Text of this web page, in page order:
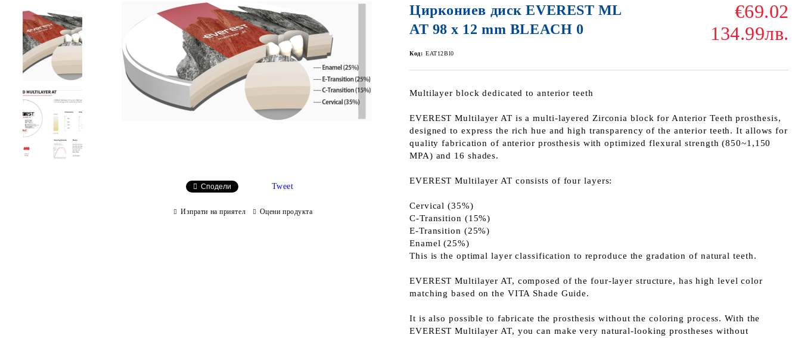
Циркониев диск EVEREST ML
AT 98 x 12 mm BLEACH 0
€69.02
134.99лв.
Код: EAT12Bl0
Multilayer block dedicated to anterior teeth
EVEREST Multilayer AT is a multi-layered Zirconia block for Anterior Teeth prosthesis,
designed to express the rich hue and high transparency of the anterior teeth. It allows for
quality fabrication of anterior prosthesis with optimized flexural strength (850~1,150
MPA) and 16 shades.
EVEREST Multilayer AT consists of four layers:
Cervical (35%)
C-Transition (15%)
E-Transition (25%)
Enamel (25%)
This is the optimal layer classification to reproduce the gradation of natural teeth.
EVEREST Multilayer AT, composed of the four-layer structure, has high level color
matching based on the VITA Shade Guide.
It is also possible to fabricate the prosthesis without the coloring process. With the
EVEREST Multilayer AT, you can make very natural-looking prostheses without
Сподели Tweet
Изпрати на приятел Оцени продукта